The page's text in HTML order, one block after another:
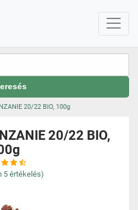
20/22 BIO, 100g
20/22 BIO,
5 értékelés)